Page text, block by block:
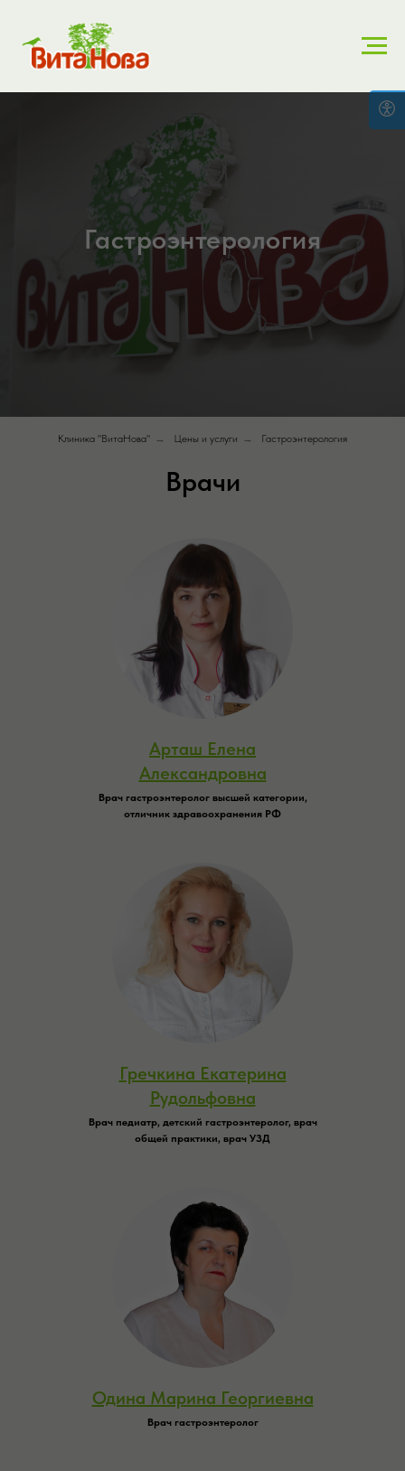
Гастроэнтерология
Клиника "ВитаНова" → Цены и услуги → Гастроэнтерология
Врачи
Арташ Елена
Александровна
Врач гастроэнтеролог высшей категории,
отличник здравоохранения РФ
Гречкина Екатерина
Рудольфовна
Врач педиатр, детский гастроэнтеролог, врач
общей практики, врач УЗД
Одина Марина Георгиевна
Врач гастроэнтеролог